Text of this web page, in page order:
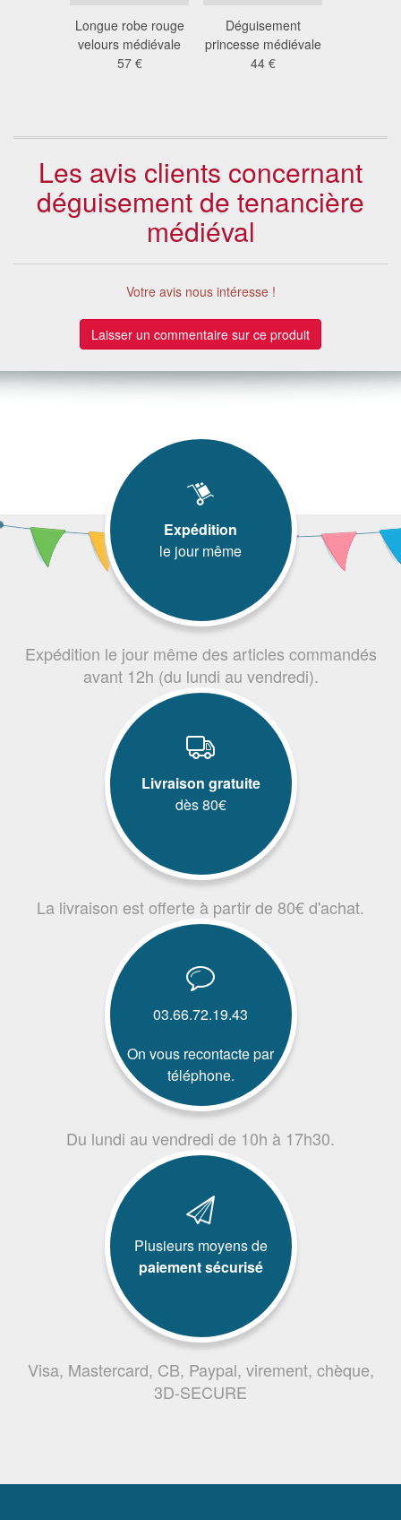
Longue robe rouge
velours médiévale
57 €
Déguisement
princesse médiévale
44 €
Les avis clients concernant
déguisement de tenancière
médiéval
Votre avis nous intéresse !
Laisser un commentaire sur ce produit
Expédition
le jour même
Expédition le jour même des articles commandés
avant 12h (du lundi au vendredi).
Livraison gratuite
dès 80€
La livraison est offerte à partir de 80€ d'achat.
03.66.72.19.43
On vous recontacte par
téléphone.
Du lundi au vendredi de 10h à 17h30.
Plusieurs moyens de
paiement sécurisé
Visa, Mastercard, CB, Paypal, virement, chèque,
3D-SECURE